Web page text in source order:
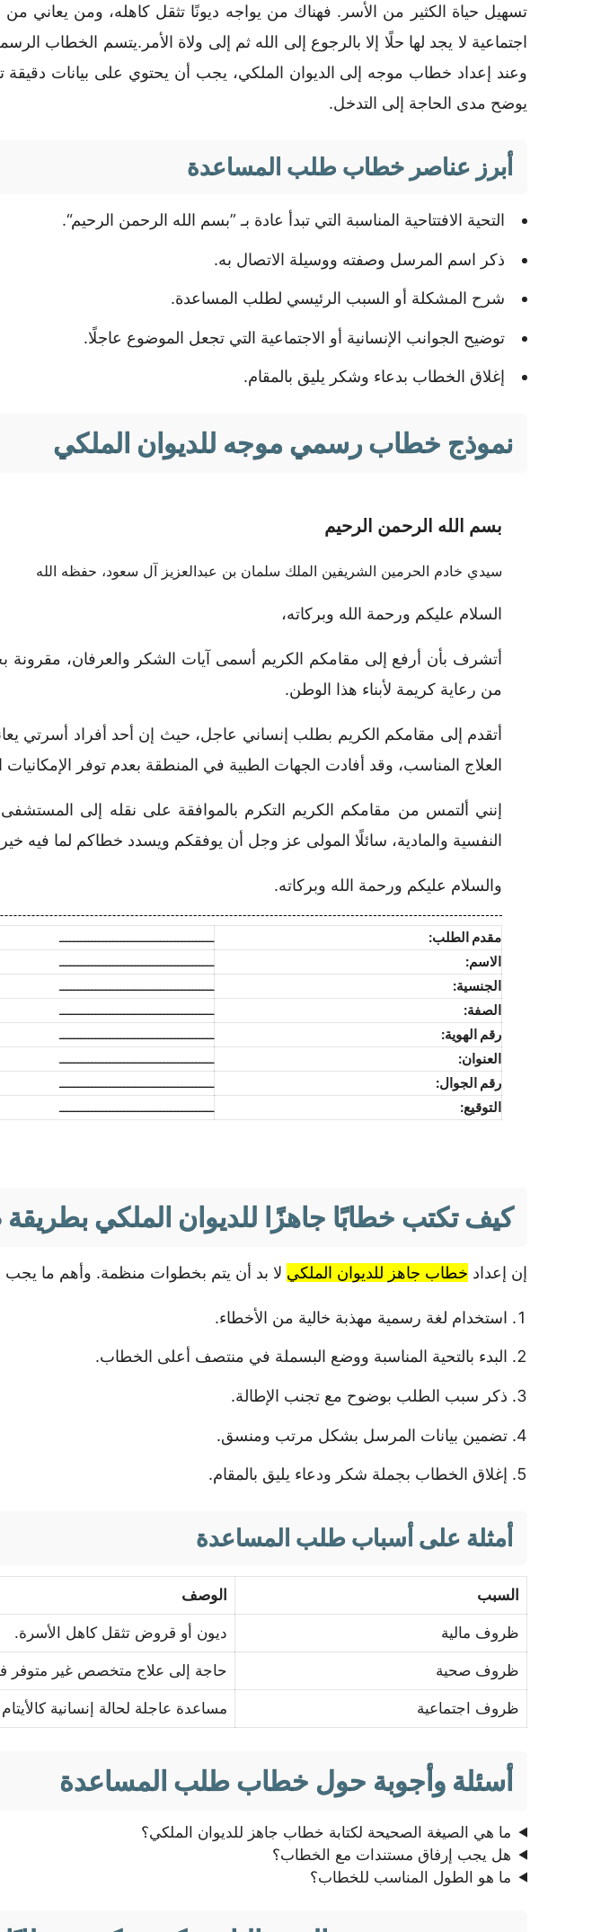
تسهيل حياة الكثير من الأسر. فهناك من يواجه ديونًا تثقل كاهله، ومن
اجتماعية لا يجد لها حلًا إلا بالرجوع إلى الله ثم إلى ولاة الأمر.يتسم الخطاب
وعند إعداد خطاب موجه إلى الديوان الملكي، يجب أن يحتوي على بيانات
يوضح مدى الحاجة إلى التدخل.
أبرز عناصر خطاب طلب المساعدة
التحية الافتتاحية المناسبة التي تبدأ عادة بـ بسم الله الرحمن الرحيم .
ذكر اسم المرسل وصفته ووسيلة الاتصال به.
شرح المشكلة أو السبب الرئيسي لطلب المساعدة.
توضيح الجوانب الإنسانية أو الاجتماعية التي تجعل الموضوع عاجلًا.
إغلاق الخطاب بدعاء وشكر يليق بالمقام.
نموذج خطاب رسمي موجه للديوان الملكي
بسم الله الرحمن الرحيم
سيدي خادم الحرمين الشريفين الملك سلمان بن عبدالعزيز آل سعود، حفظه الله
السلام عليكم ورحمة الله وبركاته،
أتشرف بأن أرفع إلى مقامكم الكريم أسمى آيات الشكر والعرفان، مقرونة
من رعاية كريمة لأبناء هذا الوطن.
أتقدم إلى مقامكم الكريم بطلب إنساني عاجل، حيث إن أحد أفراد أسرتي
العلاج المناسب، وقد أفادت الجهات الطبية في المنطقة بعدم توفر الإمكانيات
إنني ألتمس من مقامكم الكريم التكرم بالموافقة على نقله إلى
النفسية والمادية، سائلًا المولى عز وجل أن يوفقكم ويسدد خطاكم لما فيه
والسلام عليكم ورحمة الله وبركاته.
مقدم الطلب:
ـــــــــــــــــــــــــــــــــــــــــــ
الاسم:
ـــــــــــــــــــــــــــــــــــــــــــ
الجنسية:
ـــــــــــــــــــــــــــــــــــــــــــ
الصفة:
ـــــــــــــــــــــــــــــــــــــــــــ
رقم الهوية:
ـــــــــــــــــــــــــــــــــــــــــــ
العنوان:
ـــــــــــــــــــــــــــــــــــــــــــ
رقم الجوال:
ـــــــــــــــــــــــــــــــــــــــــــ
التوقيع:
ـــــــــــــــــــــــــــــــــــــــــــ
كيف تكتب خطابًا جاهزًا للديوان الملكي
إن إعداد خطاب جاهز للديوان الملكي لا بد أن يتم بخطوات منظمة. وأهم ما يجب
استخدام لغة رسمية مهذبة خالية من الأخطاء.
البدء بالتحية المناسبة ووضع البسملة في منتصف أعلى الخطاب.
ذكر سبب الطلب بوضوح مع تجنب الإطالة.
تضمين بيانات المرسل بشكل مرتب ومنسق.
إغلاق الخطاب بجملة شكر ودعاء يليق بالمقام.
أمثلة على أسباب طلب المساعدة
السبب الوصف
ظروف مالية ديون أو قروض تثقل كاهل الأسرة.
ظروف صحية حاجة إلى علاج متخصص غير متوفر
ظروف اجتماعية مساعدة عاجلة لحالة إنسانية
أسئلة وأجوبة حول خطاب طلب المساعدة
ما هي الصيغة الصحيحة لكتابة خطاب جاهز للديوان الملكي؟
هل يجب إرفاق مستندات مع الخطاب؟
ما هو الطول المناسب للخطاب؟